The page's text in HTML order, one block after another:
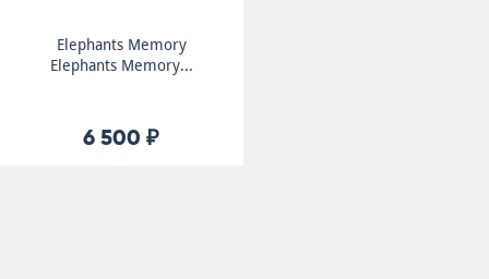
Elephants Memory
Elephants Memory...
6 500 ₽